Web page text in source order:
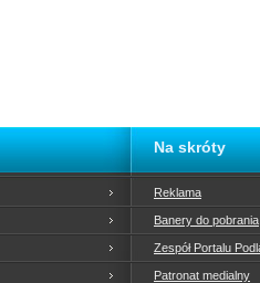
Na skróty
Reklama
Banery do pobrania
Zespół Portalu
Patronat medialny